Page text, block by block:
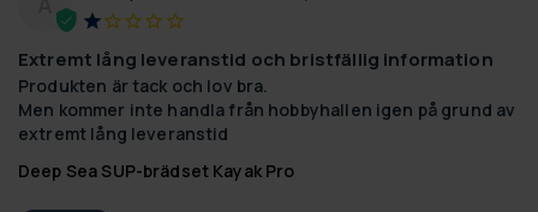
Extremt lång leveranstid och bristfällig information
Produkten är tack och lov bra.
Men kommer inte handla från hobbyhallen igen på grund av
extremt lång leveranstid
Deep Sea SUP-brädset Kayak Pro